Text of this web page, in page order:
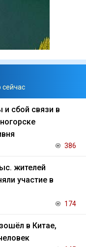
сбой связи в
386
жителей
участие в
174
в Китае,